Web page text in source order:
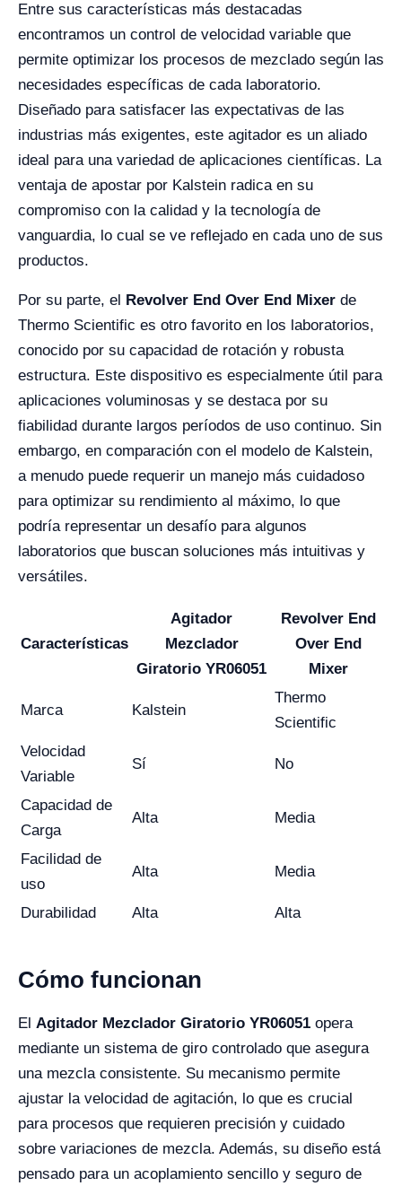
Entre sus características más destacadas
encontramos un control de velocidad variable que
permite optimizar los procesos de mezclado según las
necesidades específicas de cada laboratorio.
Diseñado para satisfacer las expectativas de las
industrias más exigentes, este agitador es un aliado
ideal para una variedad de aplicaciones científicas. La
ventaja de apostar por Kalstein radica en su
compromiso con la calidad y la tecnología de
vanguardia, lo cual se ve reflejado en cada uno de sus
productos.
Por su parte, el Revolver End Over End Mixer de
Thermo Scientific es otro favorito en los laboratorios,
conocido por su capacidad de rotación y robusta
estructura. Este dispositivo es especialmente útil para
aplicaciones voluminosas y se destaca por su
fiabilidad durante largos períodos de uso continuo. Sin
embargo, en comparación con el modelo de Kalstein,
a menudo puede requerir un manejo más cuidadoso
para optimizar su rendimiento al máximo, lo que
podría representar un desafío para algunos
laboratorios que buscan soluciones más intuitivas y
versátiles.
Características
Agitador
Mezclador
Giratorio YR06051
Revolver End
Over End
Mixer
Marca Kalstein
Thermo
Scientific
Velocidad
Variable
Sí No
Capacidad de
Carga
Alta Media
Facilidad de
uso
Alta Media
Durabilidad Alta Alta
Cómo funcionan
El Agitador Mezclador Giratorio YR06051 opera
mediante un sistema de giro controlado que asegura
una mezcla consistente. Su mecanismo permite
ajustar la velocidad de agitación, lo que es crucial
para procesos que requieren precisión y cuidado
sobre variaciones de mezcla. Además, su diseño está
pensado para un acoplamiento sencillo y seguro de